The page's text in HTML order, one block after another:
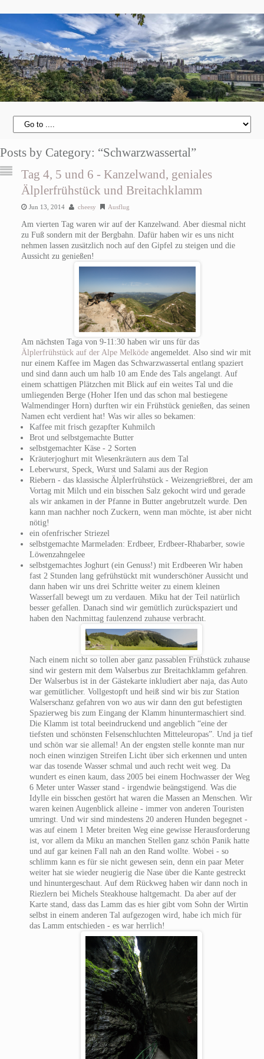
Posts by Category: “Schwarzwassertal”
Tag 4, 5 und 6 - Kanzelwand, geniales
Älplerfrühstück und Breitachklamm
Jun 13, 2014 cheesy Ausflug
Am vierten Tag waren wir auf der Kanzelwand. Aber diesmal nicht
zu Fuß sondern mit der Bergbahn. Dafür haben wir es uns nicht
nehmen lassen zusätzlich noch auf den Gipfel zu steigen und die
Aussicht zu genießen!
Am nächsten Taga von 9-11:30 haben wir uns für das
Älplerfrühstück auf der Alpe Melködeangemeldet. Also sind wir mit
nur einem Kaffee im Magen das Schwarzwassertal entlang spaziert
und sind dann auch um halb 10 am Ende des Tals angelangt. Auf
einem schattigen Plätzchen mit Blick auf ein weites Tal und die
umliegenden Berge (Hoher Ifen und das schon mal bestiegene
Walmendinger Horn) durften wir ein Frühstück genießen, das seinen
Namen echt verdient hat! Was wir alles so bekamen:
Kaffee mit frisch gezapfter Kuhmilch
Brot und selbstgemachte Butter
selbstgemachter Käse - 2 Sorten
Kräuterjoghurt mit Wiesenkräutern aus dem Tal
Leberwurst, Speck, Wurst und Salami aus der Region
Riebern - das klassische Älplerfrühstück - Weizengrießbrei, der am
Vortag mit Milch und ein bisschen Salz gekocht wird und gerade
als wir ankamen in der Pfanne in Butter angebrutzelt wurde. Den
kann man nachher noch Zuckern, wenn man möchte, ist aber nicht
nötig!
ein ofenfrischer Striezel
selbstgemachte Marmeladen: Erdbeer, Erdbeer-Rhabarber, sowie
Löwenzahngelee
selbstgemachtes Joghurt (ein Genuss!) mit Erdbeeren Wir haben
fast 2 Stunden lang gefrühstückt mit wunderschöner Aussicht und
dann haben wir uns drei Schritte weiter zu einem kleinen
Wasserfall bewegt um zu verdauen. Miku hat der Teil natürlich
besser gefallen. Danach sind wir gemütlich zurückspaziert und
haben den Nachmittag faulenzend zuhause verbracht.
Nach einem nicht so tollen aber ganz passablen Frühstück zuhause
sind wir gestern mit dem Walserbus zur Breitachklamm gefahren.
Der Walserbus ist in der Gästekarte inkludiert aber naja, das Auto
war gemütlicher. Vollgestopft und heiß sind wir bis zur Station
Walserschanz gefahren von wo aus wir dann den gut befestigten
Spazierweg bis zum Eingang der Klamm hinuntermaschiert sind.
Die Klamm ist total beeindruckend und angeblich “eine der
tiefsten und schönsten Felsenschluchten Mitteleuropas”. Und ja tief
und schön war sie allemal! An der engsten stelle konnte man nur
noch einen winzigen Streifen Licht über sich erkennen und unten
war das tosende Wasser schmal und auch recht weit weg. Da
wundert es einen kaum, dass 2005 bei einem Hochwasser der Weg
6 Meter unter Wasser stand - irgendwie beängstigend. Was die
Idylle ein bisschen gestört hat waren die Massen an Menschen. Wir
waren keinen Augenblick alleine - immer von anderen Touristen
umringt. Und wir sind mindestens 20 anderen Hunden begegnet -
was auf einem 1 Meter breiten Weg eine gewisse Herausforderung
ist, vor allem da Miku an manchen Stellen ganz schön Panik hatte
und auf gar keinen Fall nah an den Rand wollte. Wobei - so
schlimm kann es für sie nicht gewesen sein, denn ein paar Meter
weiter hat sie wieder neugierig die Nase über die Kante gestreckt
und hinuntergeschaut. Auf dem Rückweg haben wir dann noch in
Riezlern bei Michels Steakhouse haltgemacht. Da aber auf der
Karte stand, dass das Lamm das es hier gibt vom Sohn der Wirtin
selbst in einem anderen Tal aufgezogen wird, habe ich mich für
das Lamm entschieden - es war herrlich!